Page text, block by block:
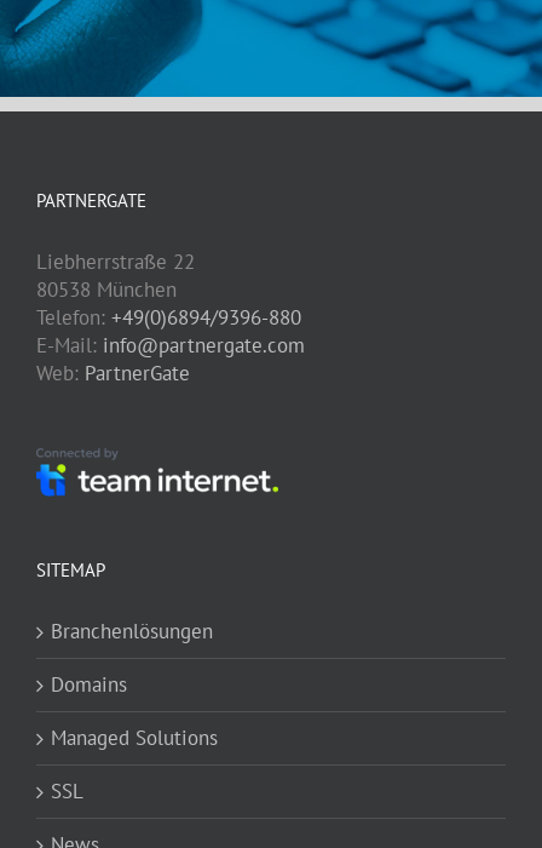
PARTNERGATE
Liebherrstraße 22
80538 München
Telefon: +49(0)6894/9396-880
E-Mail: info@partnergate.com
Web: PartnerGate
SITEMAP
Branchenlösungen
Domains
Managed Solutions
SSL